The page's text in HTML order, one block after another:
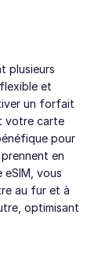
plusieurs
et
un forfait
votre carte
pour
en
eSIM, vous
au fur et à
optimisant